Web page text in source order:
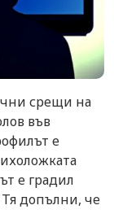
срещи на
във
е
е градил
Тя допълни, че